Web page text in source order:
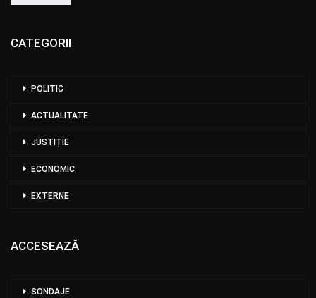
CATEGORII
POLITIC
ACTUALITATE
JUSTIȚIE
ECONOMIC
EXTERNE
ACCESEAZĂ
SONDAJE